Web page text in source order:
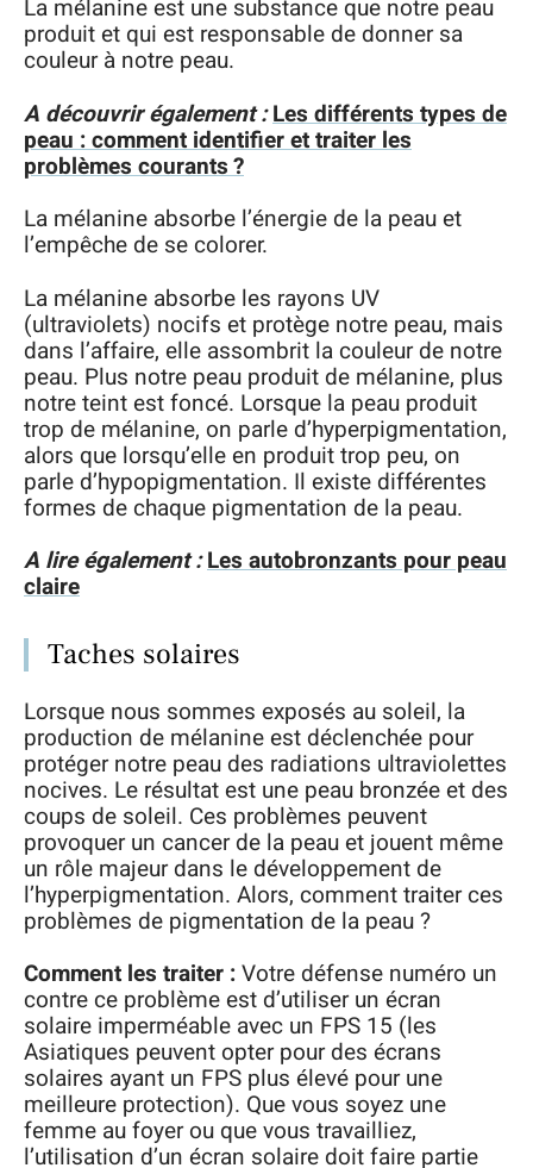
La mélanine est une substance que notre peau
produit et qui est responsable de donner sa
couleur à notre peau.
A découvrir également : Les différents types de
peau : comment identifier et traiter les
problèmes courants ?
La mélanine absorbe l’énergie de la peau et
l’empêche de se colorer.
La mélanine absorbe les rayons UV
(ultraviolets) nocifs et protège notre peau, mais
dans l’affaire, elle assombrit la couleur de notre
peau. Plus notre peau produit de mélanine, plus
notre teint est foncé. Lorsque la peau produit
trop de mélanine, on parle d’hyperpigmentation,
alors que lorsqu’elle en produit trop peu, on
parle d’hypopigmentation. Il existe différentes
formes de chaque pigmentation de la peau.
A lire également :Les autobronzants pour peau
claire
Taches solaires
Lorsque nous sommes exposés au soleil, la
production de mélanine est déclenchée pour
protéger notre peau des radiations ultraviolettes
nocives. Le résultat est une peau bronzée et des
coups de soleil. Ces problèmes peuvent
provoquer un cancer de la peau et jouent même
un rôle majeur dans le développement de
l’hyperpigmentation. Alors, comment traiter ces
problèmes de pigmentation de la peau ?
Comment les traiter :Votre défense numéro un
contre ce problème est d’utiliser un écran
solaire imperméable avec un FPS 15 (les
Asiatiques peuvent opter pour des écrans
solaires ayant un FPS plus élevé pour une
meilleure protection). Que vous soyez une
femme au foyer ou que vous travailliez,
l’utilisation d’un écran solaire doit faire partie